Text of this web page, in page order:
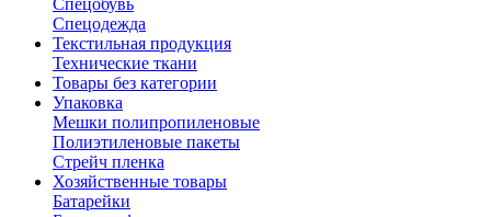
Спецобувь
Спецодежда
Текстильная продукция
Технические ткани
Товары без категории
Упаковка
Мешки полипропиленовые
Полиэтиленовые пакеты
Стрейч пленка
Хозяйственные товары
Батарейки